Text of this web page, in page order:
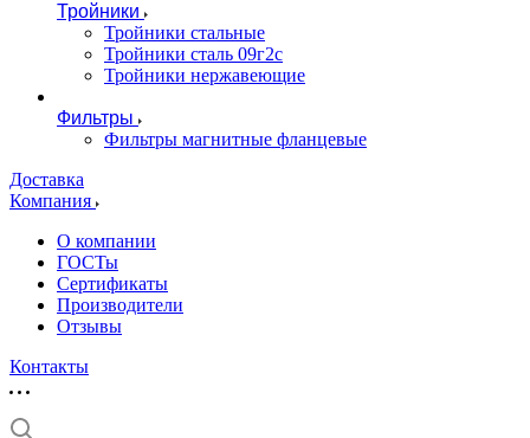
Тройники
Тройники стальные
Тройники сталь 09г2с
Тройники нержавеющие
Фильтры
Фильтры магнитные фланцевые
Доставка
Компания
О компании
ГОСТы
Сертификаты
Производители
Отзывы
Контакты